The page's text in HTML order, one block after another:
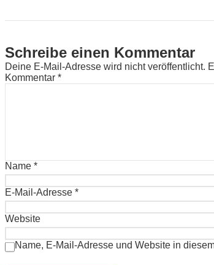
Schreibe einen Kommentar
Deine E-Mail-Adresse wird nicht veröffentlicht.
Kommentar *
Name *
E-Mail-Adresse *
Website
Name, E-Mail-Adresse und Website in